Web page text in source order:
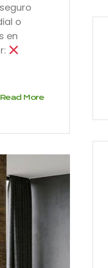
o
en
Read More